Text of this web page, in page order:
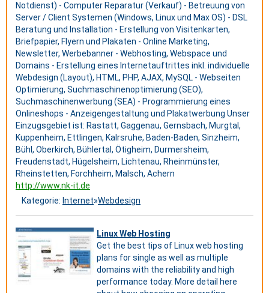
Notdienst) - Computer Reparatur (Verkauf) - Betreuung von
Server / Client Systemen (Windows, Linux und Max OS) - DSL
Beratung und Installation - Erstellung von Visitenkarten,
Briefpapier, Flyern und Plakaten - Online Marketing,
Newsletter, Werbebanner - Webhosting, Webspace und
Domains - Erstellung eines Internetauftrittes inkl. individuelle
Webdesign (Layout), HTML, PHP, AJAX, MySQL - Webseiten
Optimierung, Suchmaschinenoptimierung (SEO),
Suchmaschinenwerbung (SEA) - Programmierung eines
Onlineshops - Anzeigengestaltung und Plakatwerbung Unser
Einzugsgebiet ist: Rastatt, Gaggenau, Gernsbach, Murgtal,
Kuppenheim, Ettlingen, Kalrsruhe, Baden-Baden, Sinzheim,
Bühl, Oberkirch, Bühlertal, Ötigheim, Durmersheim,
Freudenstadt, Hügelsheim, Lichtenau, Rheinmünster,
Rheinstetten, Forchheim, Malsch, Achern
http://www.nk-it.de
Kategorie: Internet»Webdesign
Linux Web Hosting
Get the best tips of Linux web hosting
plans for single as well as multiple
domains with the reliability and high
performance today. More detail here